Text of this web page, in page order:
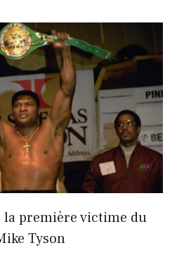
la première victime du
Tyson